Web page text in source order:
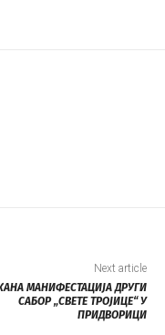
Next article
МАНИФЕСТАЦИЈА ДРУГИ
САБОР „СВЕТЕ TРОЈИЦЕ“ У
ПРИДВОРИЦИ